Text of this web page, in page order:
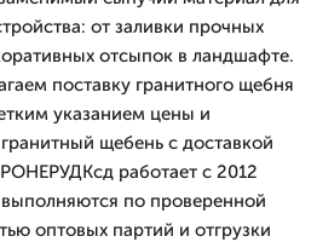
от заливки прочных
отсыпок в ландшафте.
поставку гранитного щебня
указанием цены и
щебень с доставкой
работает с 2012
по проверенной
оптовых партий и отгрузки